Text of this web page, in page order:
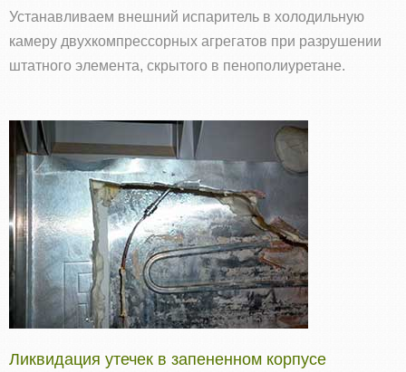
Устанавливаем внешний испаритель в холодильную
камеру двухкомпрессорных агрегатов при разрушении
штатного элемента, скрытого в пенополиуретане.
Ликвидация утечек в запененном корпусе